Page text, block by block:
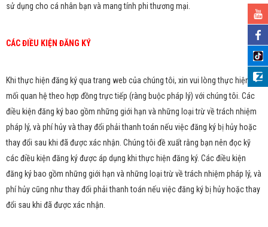
sử dụng cho cá nhân bạn và mang tính phi thương mại.
CÁC ĐIỀU KIỆN ĐĂNG KÝ
Khi thực hiện đăng ký qua trang web của chúng tôi, xin vui lòng thực hiện
mối quan hệ theo hợp đồng trực tiếp (ràng buộc pháp lý) với chúng tôi. Các
điều kiện đăng ký bao gồm những giới hạn và những loại trừ về trách nhiệm
pháp lý, và phí hủy và thay đổi phải thanh toán nếu việc đăng ký bị hủy hoặc
thay đổi sau khi đã được xác nhận. Chúng tôi đề xuất rằng bạn nên đọc kỹ
các điều kiện đăng ký được áp dụng khi thực hiện đăng ký. Các điều kiện
đăng ký bao gồm những giới hạn và những loại trừ về trách nhiệm pháp lý, và
phí hủy cũng như thay đổi phải thanh toán nếu việc đăng ký bị hủy hoặc thay
đổi sau khi đã được xác nhận.